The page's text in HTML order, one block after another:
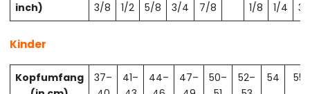
inch)
3/8
1/2
5/8
3/4
7/8
1/8
1/4
Kinder
Kopfumfang
37–
41–
44–
47–
50–
52–
54 55